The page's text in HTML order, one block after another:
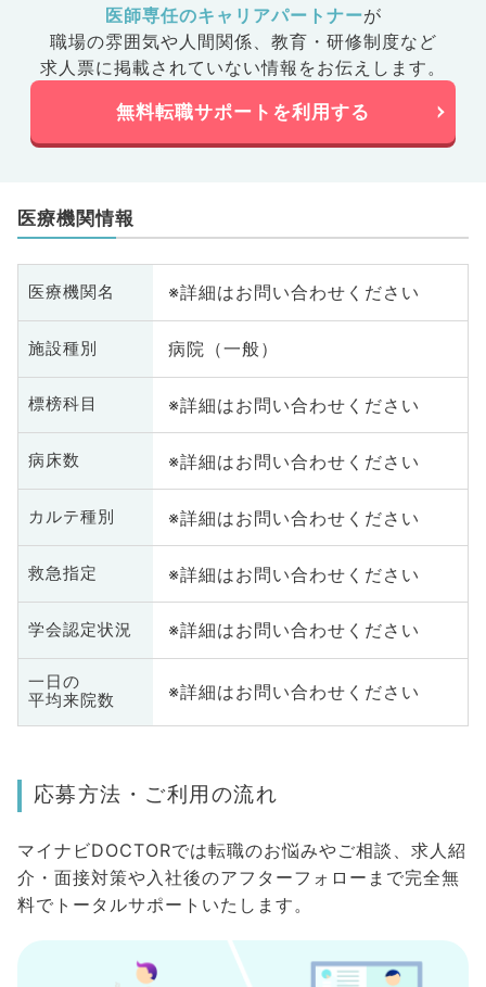
医師専任のキャリアパートナーが
職場の雰囲気や人間関係、 教育・研修制度など
求人票に掲載されていない情報をお伝えします。
無料転職サポートを利用する
医療機関情報
医療機関名 ※詳細はお問い合わせください
施設種別 病院（一般）
標榜科目 ※詳細はお問い合わせください
病床数 ※詳細はお問い合わせください
カルテ種別 ※詳細はお問い合わせください
救急指定 ※詳細はお問い合わせください
学会認定状況 ※詳細はお問い合わせください
一日の
平均来院数
※詳細はお問い合わせください
応募方法・ご利用の流れ
マイナビDOCTORでは転職のお悩みやご相談、求人紹
介・面接対策や入社後のアフターフォローまで完全無
料でトータルサポートいたします。